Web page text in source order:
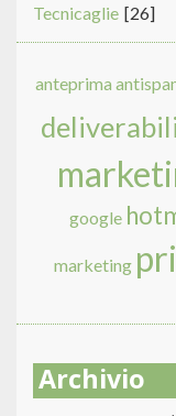
Tecnicaglie [26]
anteprima
google
marketing
Archivio